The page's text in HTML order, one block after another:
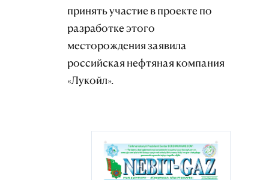
принять участие в проекте по
разработке этого
месторождения заявила
российская нефтяная компания
«Лукойл».